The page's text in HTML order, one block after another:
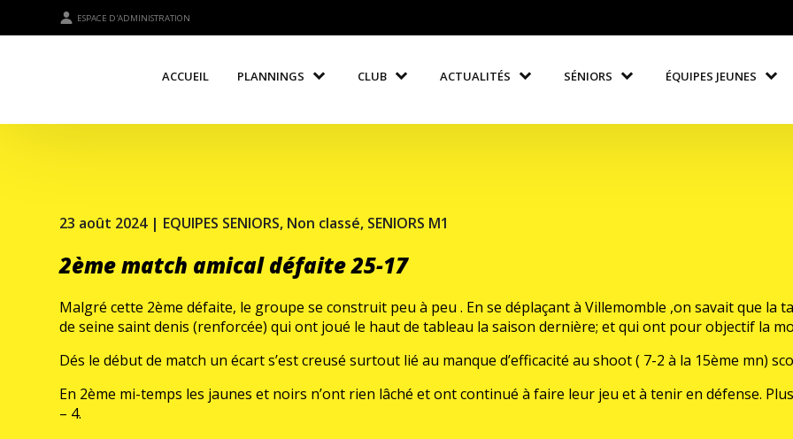
ESPACE D'ADMINISTRATION
ACCUEIL PLANNINGS CLUB ACTUALITÉS SÉNIORS ÉQUIPES JEUNES
23 août 2024 | EQUIPES SENIORS, Non classé, SENIORS M1
2ème match amical défaite 25-17
Malgré cette 2ème défaite, le groupe se construit peu à peu . En se déplaçant à Villemomble ,on savait que la
de seine saint denis (renforcée) qui ont joué le haut de tableau la saison dernière; et qui ont pour objectif la
Dés le début de match un écart s’est creusé surtout lié au manque d’efficacité au shoot ( 7-2 à la 15ème mn)
En 2ème mi-temps les jaunes et noirs n’ont rien lâché et ont continué à faire leur jeu et à tenir en défense.
– 4.